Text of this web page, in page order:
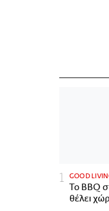
GOOD
Το BBQ
θέλει